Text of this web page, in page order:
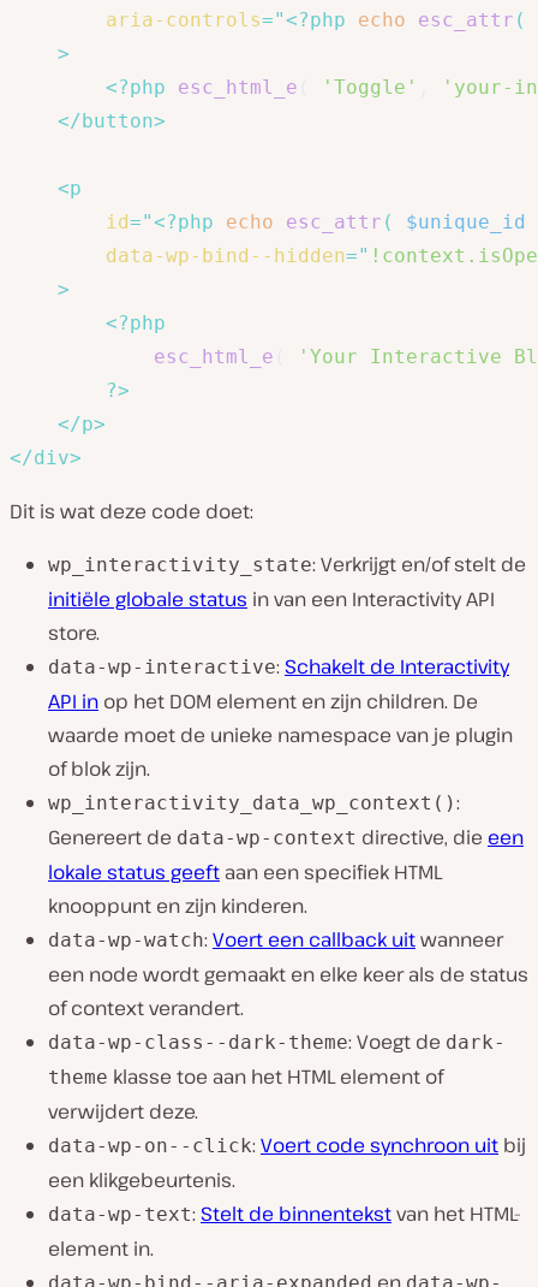
aria-controls="<?php echo esc_attr (
>
<?php
esc_html_e 'Toggle'
'your-
</button>
<p
id="<?php echo esc_attr (
$unique_id
data-wp-bind--hidden="
>
<?php
esc_html_e
'Your Interactive
?>
</p>
</div>
Dit is wat deze code doet:
wp_interactivity_state: Verkrijgt en/of stelt de
initiële globale status in van een Interactivity API
store.
data-wp-interactive: Schakelt de Interactivity
API in op het DOM element en zijn children. De
waarde moet de unieke namespace van je plugin
of blok zijn.
wp_interactivity_data_wp_context():
Genereert de data-wp-context directive, die een
lokale status geeft aan een specifiek HTML
knooppunt en zijn kinderen.
data-wp-watch: Voert een callback uitwanneer
een node wordt gemaakt en elke keer als de status
of context verandert.
data-wp-class--dark-theme: Voegt de dark-
theme klasse toe aan het HTML element of
verwijdert deze.
data-wp-on--click: Voert code synchroon uit bij
een klikgebeurtenis.
data-wp-text: Stelt de binnentekstvan het HTML-
element in.